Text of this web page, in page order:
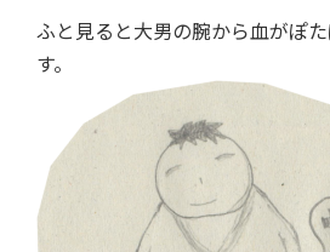
ふと見ると大男の腕から血がぽ
す。